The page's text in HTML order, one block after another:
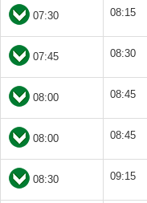
07:30 08:15
07:45 08:30
08:00 08:45
08:00 08:45
08:30 09:15